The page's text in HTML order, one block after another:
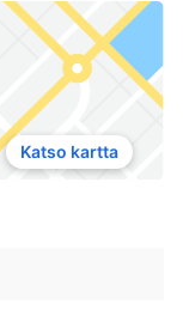
Katso kartta